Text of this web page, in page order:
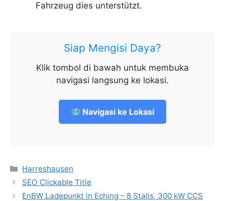
Fahrzeug dies unterstützt.
Siap Mengisi Daya?
Klik tombol di bawah untuk membuka
navigasi langsung ke lokasi.
Navigasi ke Lokasi
Kategorien
Harreshausen
SEO Clickable Title
EnBW Ladepunkt in Eching – 8 Stalls, 300 kW CCS